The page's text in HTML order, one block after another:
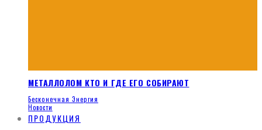
МЕТАЛЛОЛОМ КТО И ГДЕ ЕГО СОБИРАЮТ
Бесконечная Энергия
Новости
ПРОДУКЦИЯ